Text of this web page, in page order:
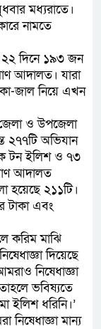
ইরানের হরমুজ
ইনস্টিটিউট
আলোচনা সভা ও
মধ্যরাতে।
নামতে
২২ দিনে ১৯৩ জন
আদালত। যারা
জাল নিয়ে এখন
ও উপজেলা
২৭৭টি অভিযান
টন ইলিশ ও ৭৩
আদালত
হয়েছে ২১১টি।
টাকা এবং
করিম মাঝি
দিয়েছে
নিষেধাজ্ঞা
ভবিষ্যতে
ইলিশ ধরিনি।’
মান্য